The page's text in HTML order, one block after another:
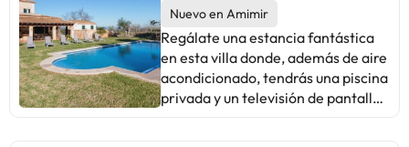
Nuevo en Amimir
Regálate una estancia fantástica
en esta villa donde, además de aire
acondicionado, tendrás una piscina
privada y un televisión de pantalla